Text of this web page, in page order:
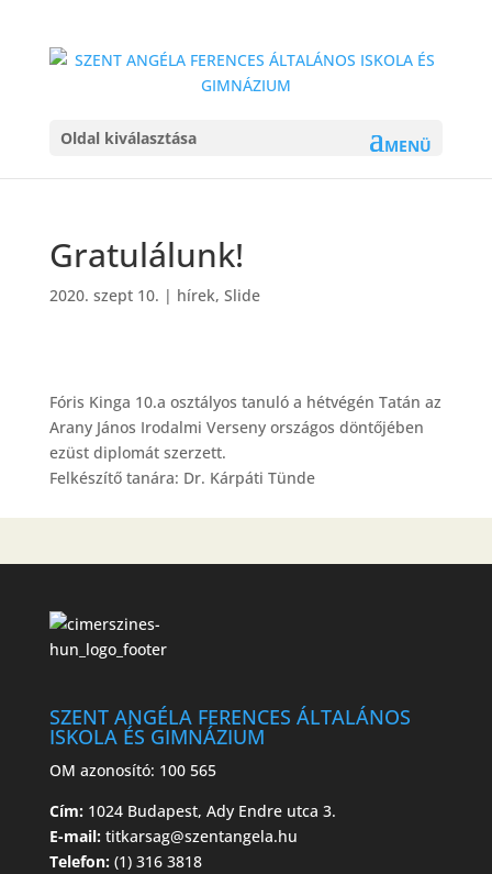
Oldal kiválasztása
Gratulálunk!
2020. szept 10. | hírek, Slide
Fóris Kinga 10.a osztályos tanuló a hétvégén Tatán az
Arany János Irodalmi Verseny országos döntőjében
ezüst diplomát szerzett.
Felkészítő tanára: Dr. Kárpáti Tünde
SZENT ANGÉLA FERENCES ÁLTALÁNOS
ISKOLA ÉS GIMNÁZIUM
OM azonosító: 100 565
Cím: 1024 Budapest, Ady Endre utca 3.
E-mail:titkarsag@szentangela.hu
Telefon: (1) 316 3818